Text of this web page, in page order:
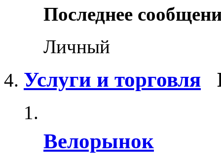
Последнее
Личный
Услуги и торговля
Велорынок